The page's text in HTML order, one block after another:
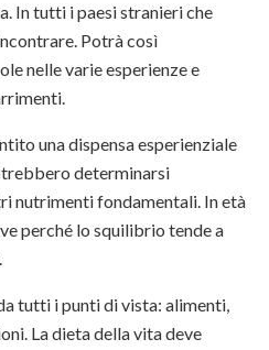
In tutti i paesi stranieri che
Potrà così
nelle varie esperienze e
una dispensa esperienziale
determinarsi
nutrimenti fondamentali. In età
perché lo squilibrio tende a
tutti i punti di vista: alimenti,
La dieta della vita deve